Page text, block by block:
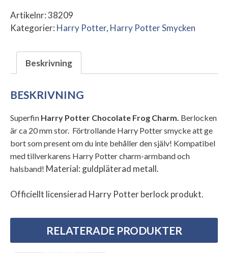
Artikelnr:38209
Kategorier: Harry Potter, Harry Potter Smycken
Beskrivning
BESKRIVNING
Superfin Harry Potter Chocolate Frog Charm. Berlocken
är ca 20 mm stor. Förtrollande Harry Potter smycke att ge
bort som present om du inte behåller den själv! Kompatibel
med tillverkarens Harry Potter charm-armband och
halsband! Material: guldpläterad metall.
Officiellt licensierad Harry Potter berlock produkt.
RELATERADE PRODUKTER